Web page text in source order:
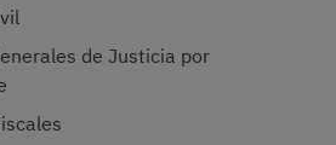
de Justicia por